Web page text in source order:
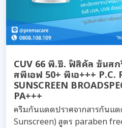
CUV 66 พี.ซี. ฟิสิคัล ซันส
สพีเอฟ 50+ พีเอ+++ P.C.
SUNSCREEN
PA+++
ครีมกันแดดปราศจากสารกันแ
Sunscreen) สูตร paraben